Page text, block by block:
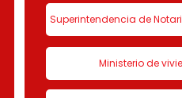
Superintendencia de
Ministerio de